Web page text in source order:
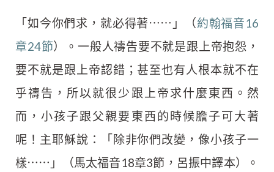
「如今你們求，就必得著⋯⋯」（約翰福音16
章24節）。一般人禱告要不就是跟上帝抱怨，
要不就是跟上帝認錯；甚至也有人根本就不在
乎禱告，所以就很少跟上帝求什麼東西。然
而，小孩子跟父親要東西的時候膽子可大著
呢！主耶穌說：「除非你們改變，像小孩子一
樣⋯⋯」（馬太福音18章3節，呂振中譯本）。